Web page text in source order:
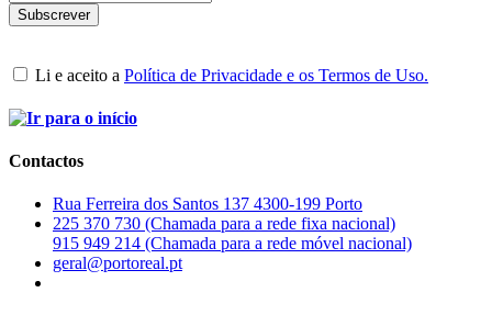
Li e aceito a Política de Privacidade e os Termos de Uso.
Contactos
Rua Ferreira dos Santos 137 4300-199 Porto
225 370 730 (Chamada para a rede fixa nacional)
915 949 214 (Chamada para a rede móvel nacional)
geral@portoreal.pt